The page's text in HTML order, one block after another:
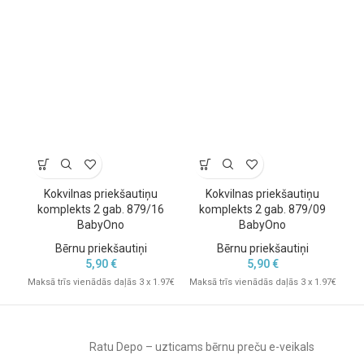
Kokvilnas priekšautiņu
komplekts 2 gab. 879/16
BabyOno
Bērnu priekšautiņi
5,90€
Maksā trīs vienādās daļās 3 x 1.97€
Kokvilnas priekšautiņu
komplekts 2 gab. 879/09
BabyOno
Bērnu priekšautiņi
5,90€
Maksā trīs vienādās daļās 3 x 1.97€
Ratu Depo – uzticams bērnu preču e-veikals